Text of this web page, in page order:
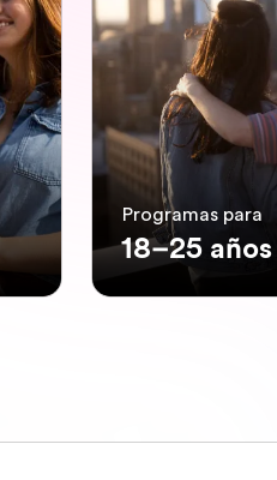
Programas para
18–25 años